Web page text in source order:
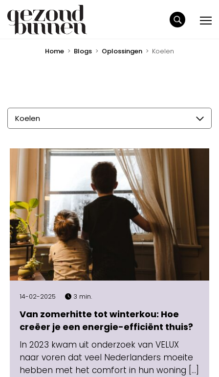
Home > Blogs > Oplossingen > Koelen
14-02-2025 3 min.
Van zomerhitte tot winterkou: Hoe
creëer je een energie-efficiënt thuis?
In 2023 kwam uit onderzoek van VELUX
naar voren dat veel Nederlanders moeite
hebben met het comfort in hun woning […]